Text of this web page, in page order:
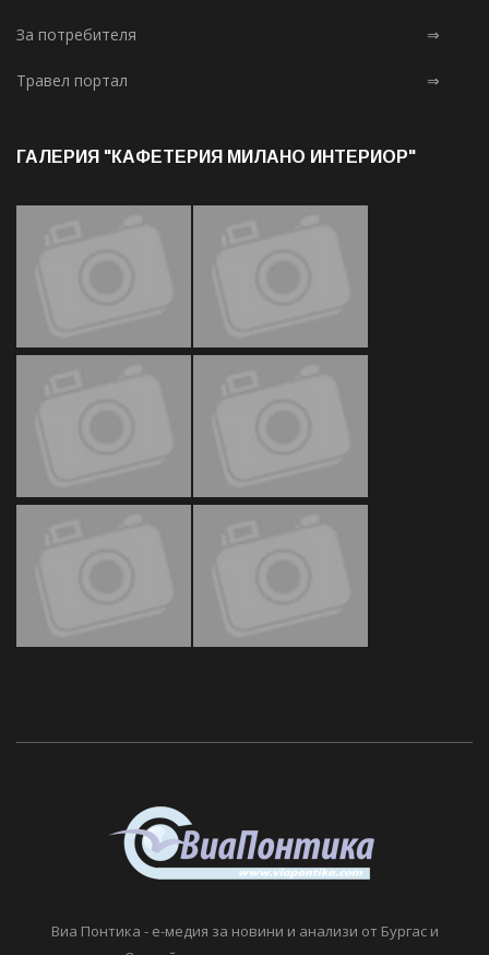
За потребителя ⇒
Травел портал ⇒
ГАЛЕРИЯ "КАФЕТЕРИЯ МИЛАНО ИНТЕРИОР"
Виа Понтика - е-медия за новини и анализи от Бургас и